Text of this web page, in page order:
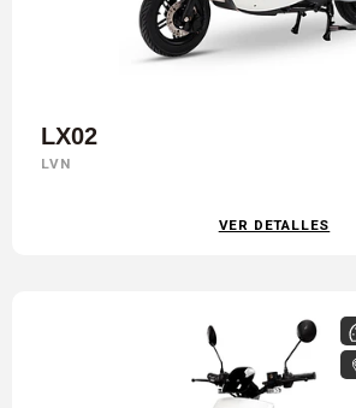
LX02
LVN
VER DETALLES